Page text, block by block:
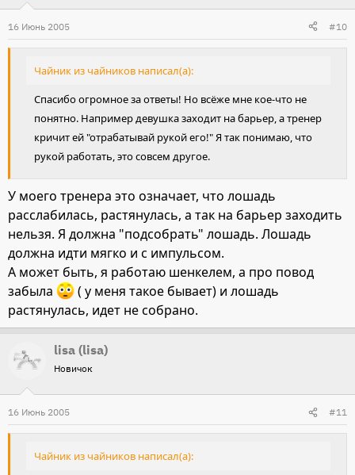
16 Июнь 2005 #10
Чайник из чайников написал(а):
Спасибо огромное за ответы! Но всёже мне кое-что не
понятно. Например девушка заходит на барьер, а тренер
кричит ей "отрабатывай рукой его!" Я так понимаю, что
рукой работать, это совсем другое.
У моего тренера это означает, что лошадь
расслабилась, растянулась, а так на барьер заходить
нельзя. Я должна "подсобрать" лошадь. Лошадь
должна идти мягко и с импульсом.
А может быть, я работаю шенкелем, а про повод
забыла
( у меня такое бывает) и лошадь
растянулась, идет не собрано.
lisa (lisa)
Новичок
16 Июнь 2005 #11
Чайник из чайников написал(а):